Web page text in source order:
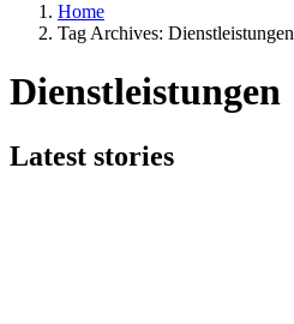
Home
Tag Archives: Dienstleistungen
Dienstleistungen
Latest stories